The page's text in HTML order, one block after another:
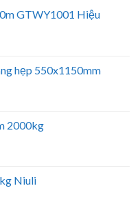
GTWY1001 Hiệu
hẹp 550x1150mm
2000kg
Niuli